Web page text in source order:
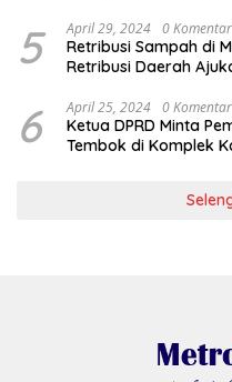
5 April 29, 2024 0 Komentar
Retribusi Sampah di
Retribusi Daerah
6 April 25, 2024 0 Komentar
Ketua DPRD Minta
Tembok di Komplek